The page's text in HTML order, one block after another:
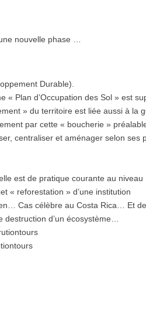
nouvelle phase …
Durable).
« Plan d’Occupation des Sol » est
» du territoire est liée aussi à la
par cette « boucherie »
centraliser et aménager selon ses
est de pratique courante au niveau
« reforestation » d’une institution
Cas célèbre au Costa Rica… Et de
d’un écosystème…